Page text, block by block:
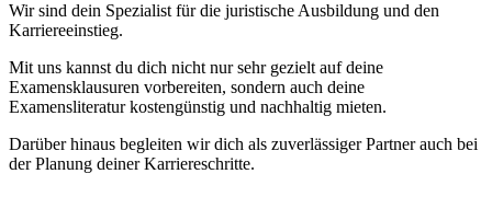
Wir sind dein Spezialist für die juristische Ausbildung und den
Karriereeinstieg.
Mit uns kannst du dich nicht nur sehr gezielt auf deine
Examensklausuren vorbereiten, sondern auch deine
Examensliteratur kostengünstig und nachhaltig mieten.
Darüber hinaus begleiten wir dich als zuverlässiger Partner auch bei
der Planung deiner Karriereschritte.